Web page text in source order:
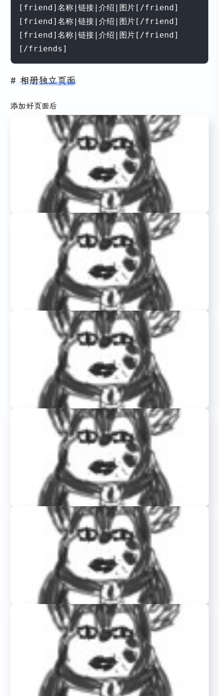
[friend]名称|链接|介绍|图片[/friend]
[friend]名称|链接|介绍|图片[/friend]
[friend]名称|链接|介绍|图片[/friend]
[/friends]
相册独立页面
添加好页面后